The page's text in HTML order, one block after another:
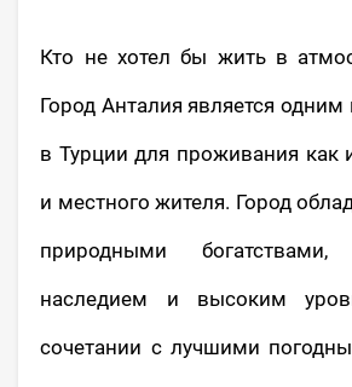
Кто не хотел бы жить в
Город Анталия является
в Турции для проживания как
и местного жителя. Город
природными богатствами,
наследием и высоким
сочетании с лучшими